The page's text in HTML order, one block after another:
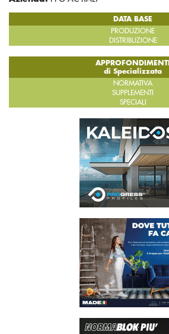
DATA BASE
PRODUZIONE
DISTRIBUZIONE
APPROFONDIMENTI
di Specializzata
NORMATIVA
SUPPLEMENTI
SPECIALI